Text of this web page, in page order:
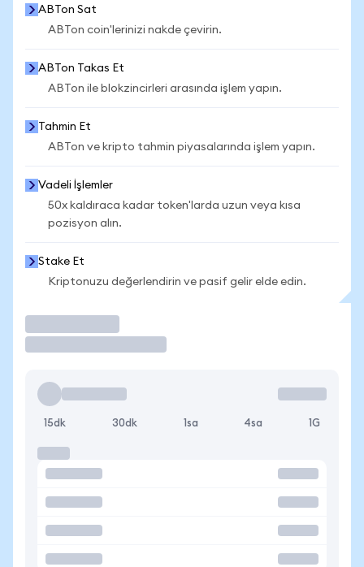
ABTon Sat
ABTon coin'lerinizi nakde çevirin.
ABTon Takas Et
ABTon ile blokzincirleri arasında işlem yapın.
Tahmin Et
ABTon ve kripto tahmin piyasalarında işlem yapın.
Vadeli İşlemler
50x kaldıraca kadar token'larda uzun veya kısa
pozisyon alın.
Stake Et
Kriptonuzu değerlendirin ve pasif gelir elde edin.
15dk 30dk 1sa 4sa 1G